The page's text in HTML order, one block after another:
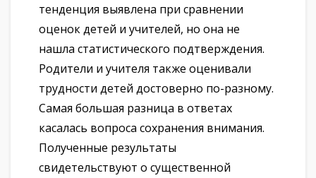
тенденция выявлена при сравнении
оценок детей и учителей, но она не
нашла статистического подтверждения.
Родители и учителя также оценивали
трудности детей достоверно по-разному.
Самая большая разница в ответах
касалась вопроса сохранения внимания.
Полученные результаты
свидетельствуют о существенной